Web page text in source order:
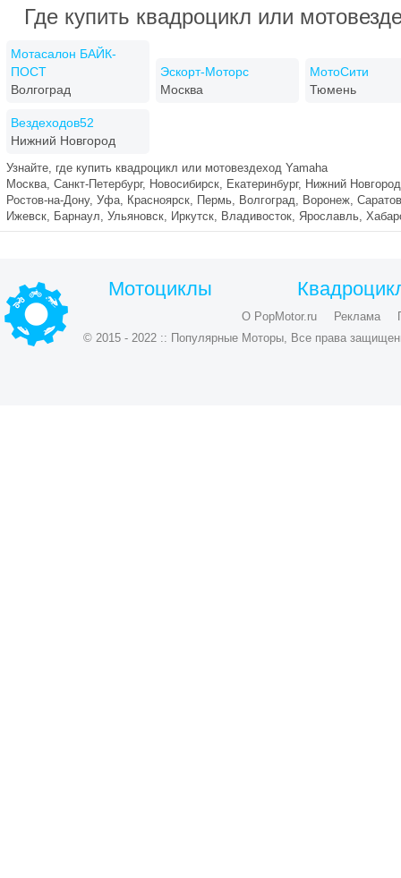
Где купить квадроцикл или
Мотасалон БАЙК-
ПОСТ
Волгоград
Эскорт-Моторс
Москва
МотоСити
Тюмень
Вездеходов52
Нижний Новгород
Узнайте, где купить квадроцикл или мотовездеход Yamaha
Москва, Санкт-Петербург, Новосибирск, Екатеринбург, Нижний
Ростов-на-Дону, Уфа, Красноярск, Пермь, Волгоград, Воронеж,
Ижевск, Барнаул, Ульяновск, Иркутск, Владивосток, Ярославль,
Мотоциклы
О PopMotor.ru Реклама
© 2015 - 2022 :: Популярные Моторы, Все права